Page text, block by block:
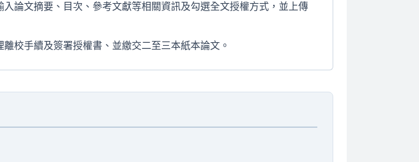
入論文摘要、目次、參考文獻等相關資訊及勾選全文授權方式，並上傳
校手續及簽署授權書、並繳交二至三本紙本論文。